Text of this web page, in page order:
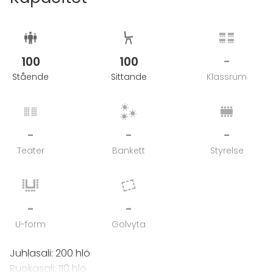
100
Stående
100
Sittande
-
Klassrum
-
Teater
-
Bankett
-
Styrelse
-
U-form
-
Golvyta
Juhlasali: 200 hlö
Ruokasali: 110 hlö